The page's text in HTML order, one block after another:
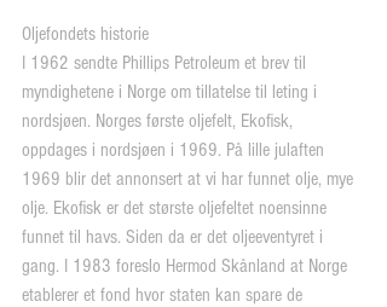
Oljefondets historie
I 1962 sendte Phillips Petroleum et brev til
myndighetene i Norge om tillatelse til leting i
nordsjøen. Norges første oljefelt, Ekofisk,
oppdages i nordsjøen i 1969. På lille julaften
1969 blir det annonsert at vi har funnet olje, mye
olje. Ekofisk er det største oljefeltet noensinne
funnet til havs. Siden da er det oljeeventyret i
gang. I 1983 foreslo Hermod Skånland at Norge
etablerer et fond hvor staten kan spare de